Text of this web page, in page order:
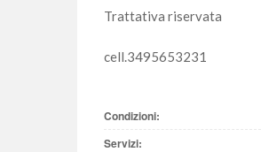
Trattativa riservata
cell.3495653231
Condizioni:
Servizi: